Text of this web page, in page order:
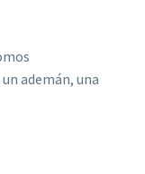
ademán, una